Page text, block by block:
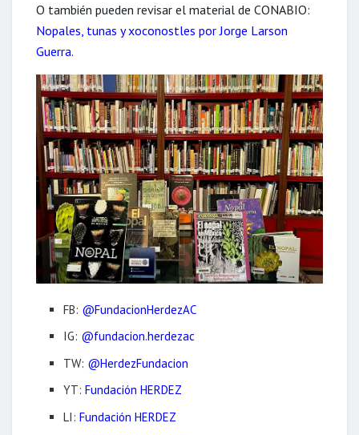
O también pueden revisar el material de CONABIO:
Nopales, tunas y xoconostles por Jorge Larson
Guerra.
FB: @FundacionHerdezAC
IG: @fundacion.herdezac
TW: @HerdezFundacion
YT: Fundación HERDEZ
LI: Fundación HERDEZ